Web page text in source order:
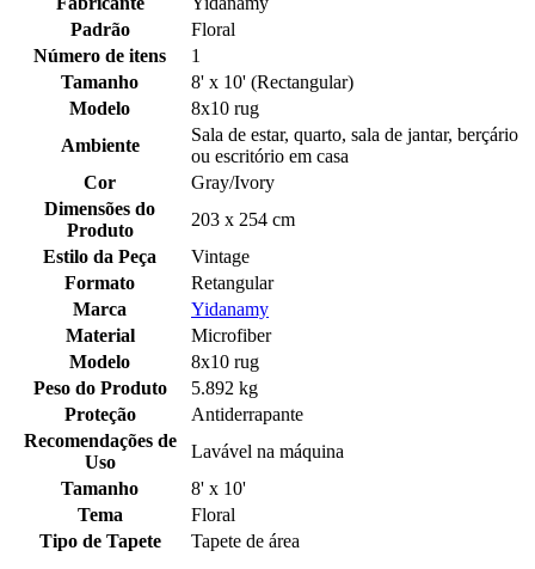
Padrão
Floral
Número de itens
1
Tamanho
8' x 10' (Rectangular)
Modelo
8x10 rug
Ambiente
Sala de estar, quarto, sala de jantar, berçário
ou escritório em casa
Cor
Gray/Ivory
Dimensões do
Produto
203 x 254 cm
Estilo da Peça
Vintage
Formato
Retangular
Marca
Yidanamy
Material
Microfiber
Modelo
8x10 rug
Peso do Produto
5.892 kg
Proteção
Antiderrapante
Recomendações de
Uso
Lavável na máquina
Tamanho
8' x 10'
Tema
Floral
Tipo de Tapete
Tapete de área